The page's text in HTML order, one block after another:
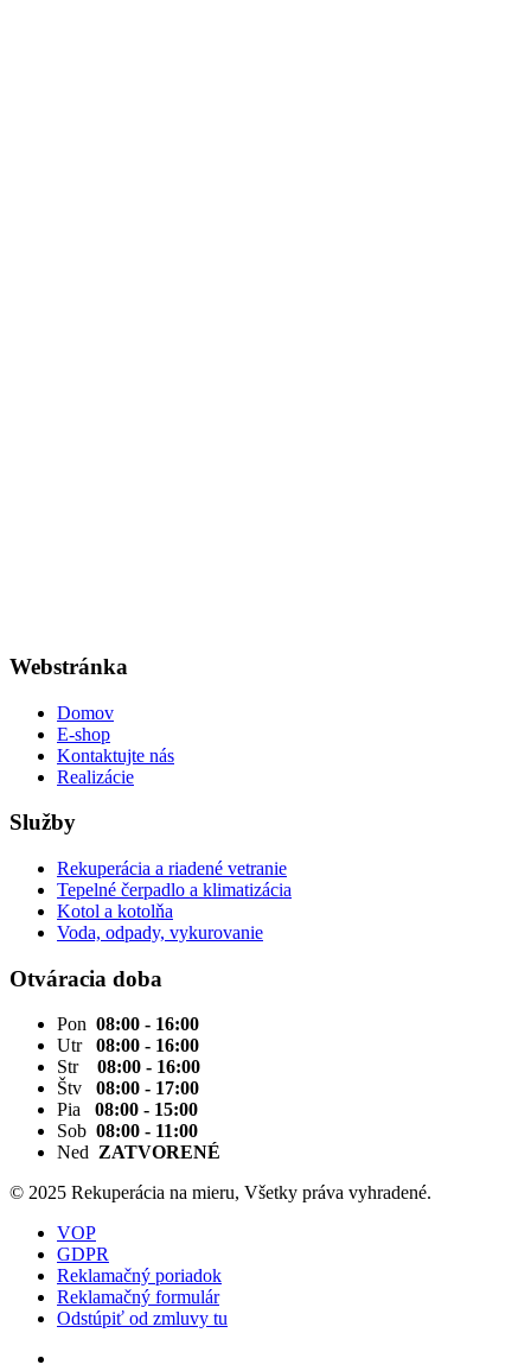
Webstránka
Domov
E-shop
Kontaktujte nás
Realizácie
Služby
Rekuperácia a riadené vetranie
Tepelné čerpadlo a klimatizácia
Kotol a kotolňa
Voda, odpady, vykurovanie
Otváracia doba
Pon 08:00 - 16:00
Utr 08:00 - 16:00
Str 08:00 - 16:00
Štv 08:00 - 17:00
Pia 08:00 - 15:00
Sob 08:00 - 11:00
Ned ZATVORENÉ
© 2025 Rekuperácia na mieru, Všetky práva vyhradené.
VOP
GDPR
Reklamačný poriadok
Reklamačný formulár
Odstúpiť od zmluvy tu